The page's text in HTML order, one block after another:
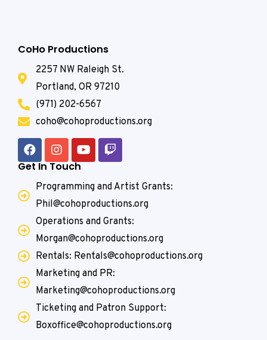
CoHo Productions
2257 NW Raleigh St.
Portland, OR 97210
(971) 202-6567
coho@cohoproductions.org
Get In Touch
Programming and Artist Grants:
Phil@cohoproductions.org
Operations and Grants:
Morgan@cohoproductions.org
Rentals: Rentals@cohoproductions.org
Marketing and PR:
Marketing@cohoproductions.org
Ticketing and Patron Support:
Boxoffice@cohoproductions.org